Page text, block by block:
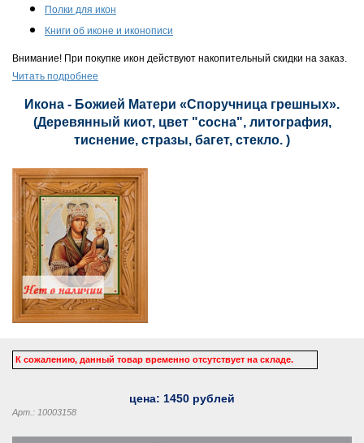
Полки для икон
Книги об иконе и иконописи
Внимание! При покупке икон действуют накопительный скидки на заказ.
Читать подробнее
Икона - Божией Матери «Споручница грешных».
(Деревянный киот, цвет "сосна", литография,
тиснение, стразы, багет, стекло. )
К сожалению, данный товар временно отсутствует на складе.
цена: 1450 рублей
Арт.: 10003158